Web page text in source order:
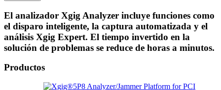
El analizador Xgig Analyzer incluye funciones como
el disparo inteligente, la captura automatizada y el
análisis Xgig Expert. El tiempo invertido en la
solución de problemas se reduce de horas a minutos.
Productos